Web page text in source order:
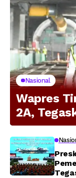
Nasional
Wapres
2A,
Modern